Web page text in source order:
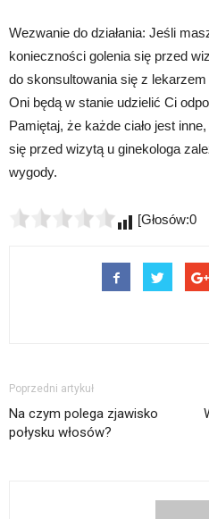
Wezwanie do działania: Jeśli
konieczności golenia się przed
do skonsultowania się z
Oni będą w stanie udzielić Ci
Pamiętaj, że każde ciało jest
się przed wizytą u ginekologa
wygody.
[Głosów:0
Poprzedni artykuł
Na czym polega zjawisko
połysku włosów?